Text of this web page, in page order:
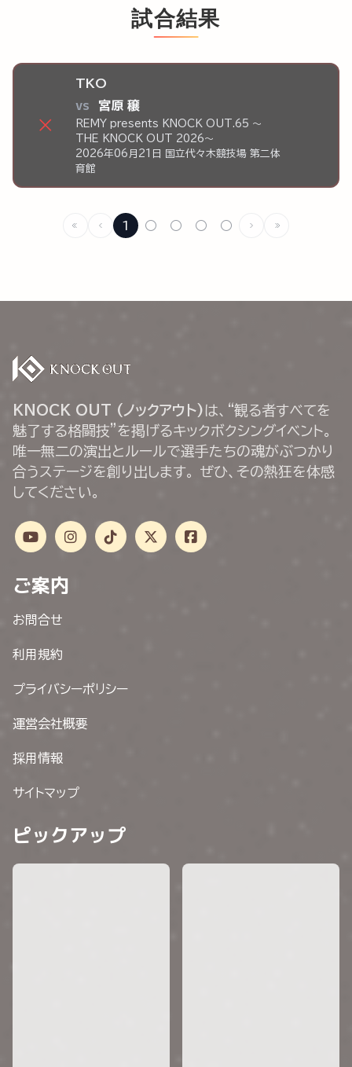
試合結果
×
TKO
vs 宮原 穣
REMY presents KNOCK OUT.65 ～
THE KNOCK OUT 2026～
2026年06月21日 国立代々木競技場 第二体
育館
1 ○ ○ ○ ○
KNOCK OUT (ノックアウト) は、“観る者すべてを
魅了する格闘技”を掲げるキックボクシングイベント。
唯一無二の演出とルールで選手たちの魂がぶつかり
合うステージを創り出します。 ぜひ、その熱狂を体感
してください。
ご案内
お問合せ
利用規約
プライバシーポリシー
運営会社概要
採用情報
サイトマップ
ピックアップ